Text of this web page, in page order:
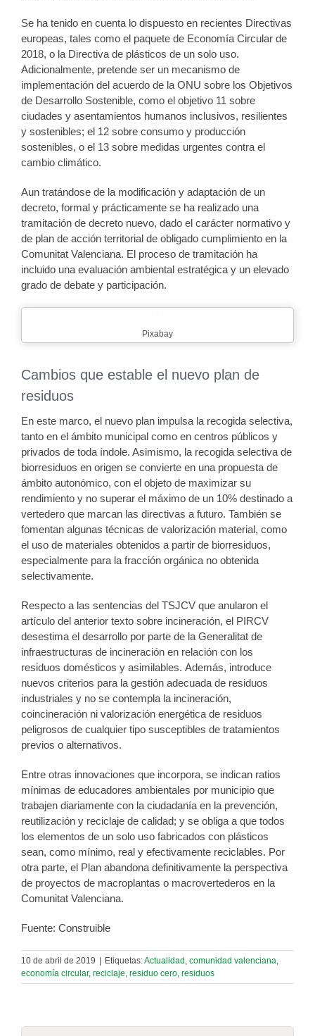
Se ha tenido en cuenta lo dispuesto en recientes Directivas
europeas, tales como el paquete de Economía Circular de
2018, o la Directiva de plásticos de un solo uso.
Adicionalmente, pretende ser un mecanismo de
implementación del acuerdo de la ONU sobre los Objetivos
de Desarrollo Sostenible, como el objetivo 11 sobre
ciudades y asentamientos humanos inclusivos, resilientes
y sostenibles; el 12 sobre consumo y producción
sostenibles, o el 13 sobre medidas urgentes contra el
cambio climático.
Aun tratándose de la modificación y adaptación de un
decreto, formal y prácticamente se ha realizado una
tramitación de decreto nuevo, dado el carácter normativo y
de plan de acción territorial de obligado cumplimiento en la
Comunitat Valenciana. El proceso de tramitación ha
incluido una evaluación ambiental estratégica y un elevado
grado de debate y participación.
Pixabay
Cambios que estable el nuevo plan de
residuos
En este marco, el nuevo plan impulsa la recogida selectiva,
tanto en el ámbito municipal como en centros públicos y
privados de toda índole. Asimismo, la recogida selectiva de
biorresiduos en origen se convierte en una propuesta de
ámbito autonómico, con el objeto de maximizar su
rendimiento y no superar el máximo de un 10% destinado a
vertedero que marcan las directivas a futuro. También se
fomentan algunas técnicas de valorización material, como
el uso de materiales obtenidos a partir de biorresiduos,
especialmente para la fracción orgánica no obtenida
selectivamente.
Respecto a las sentencias del TSJCV que anularon el
artículo del anterior texto sobre incineración, el PIRCV
desestima el desarrollo por parte de la Generalitat de
infraestructuras de incineración en relación con los
residuos domésticos y asimilables. Además, introduce
nuevos criterios para la gestión adecuada de residuos
industriales y no se contempla la incineración,
coincineración ni valorización energética de residuos
peligrosos de cualquier tipo susceptibles de tratamientos
previos o alternativos.
Entre otras innovaciones que incorpora, se indican ratios
mínimas de educadores ambientales por municipio que
trabajen diariamente con la ciudadanía en la prevención,
reutilización y reciclaje de calidad; y se obliga a que todos
los elementos de un solo uso fabricados con plásticos
sean, como mínimo, real y efectivamente reciclables. Por
otra parte, el Plan abandona definitivamente la perspectiva
de proyectos de macroplantas o macrovertederos en la
Comunitat Valenciana.
Fuente: Construible
10 de abril de 2019 Etiquetas:Actualidad , comunidad valenciana,
economía circular, reciclaje, residuo cero, residuos